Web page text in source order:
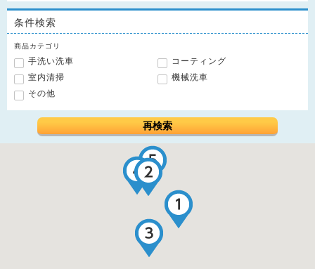
条件検索
商品カテゴリ
手洗い洗車
コーティング
室内清掃
機械洗車
その他
再検索